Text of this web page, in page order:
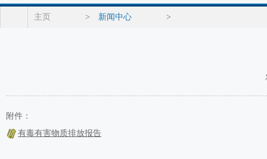
主页 > 新闻中心 >
附件：
有毒有害物质排放报告